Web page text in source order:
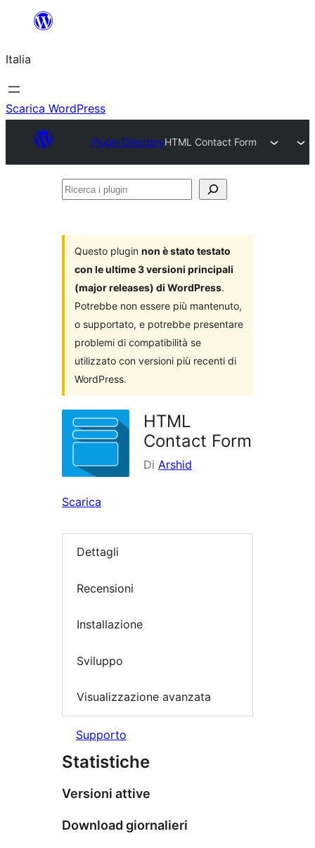
contenuto
Italia
Scarica WordPress
Plugin DirectoryHTML Contact Form
Ricerca
Questo plugin non è stato testato
con le ultime 3 versioni principali
(major releases) di WordPress.
Potrebbe non essere più mantenuto,
o supportato, e potrebbe presentare
problemi di compatibilità se
utilizzato con versioni più recenti di
WordPress.
HTML
Contact Form
Di Arshid
Scarica
Dettagli
Recensioni
Installazione
Sviluppo
Visualizzazione avanzata
Supporto
Statistiche
Versioni attive
Download giornalieri